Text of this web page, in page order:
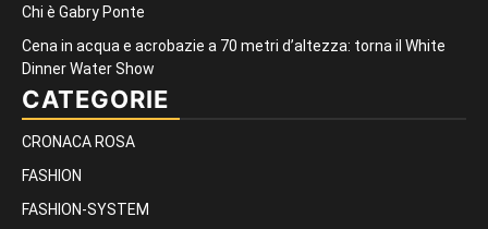
Chi è Gabry Ponte
Cena in acqua e acrobazie a 70 metri d’altezza: torna il White
Dinner Water Show
CATEGORIE
CRONACA ROSA
FASHION
FASHION-SYSTEM